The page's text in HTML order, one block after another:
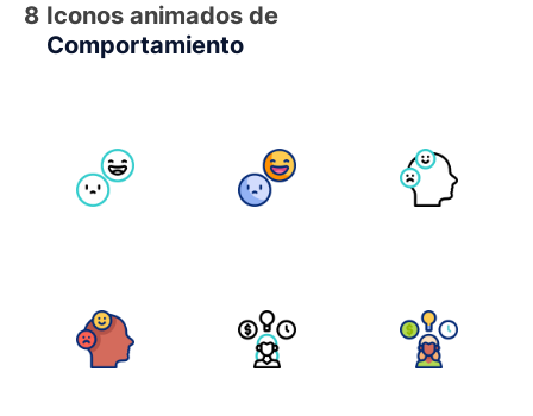
8 Iconos animados de
Comportamiento